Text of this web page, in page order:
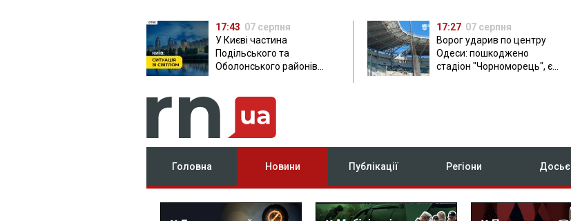
17:43 07 серпня
У Києві частина
Подільського та
Оболонського районів
17:27 07 серпня
Ворог ударив по центру
Одеси: пошкоджено
стадіон "Чорноморець", є
Головна Новини Публікації Регіони Досьє